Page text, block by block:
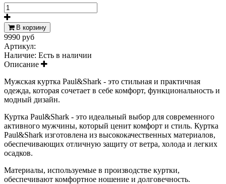
В корзину
9990 руб
Артикул:
Наличие: Есть в наличии
Описание
Мужская куртка Paul&Shark - это стильная и практичная
одежда, которая сочетает в себе комфорт, функциональность и
модный дизайн.
Куртка Paul&Shark - это идеальный выбор для современного
активного мужчины, который ценит комфорт и стиль. Куртка
Paul&Shark изготовлена из высококачественных материалов,
обеспечивающих отличную защиту от ветра, холода и легких
осадков.
Материалы, используемые в производстве куртки,
обеспечивают комфортное ношение и долговечность.